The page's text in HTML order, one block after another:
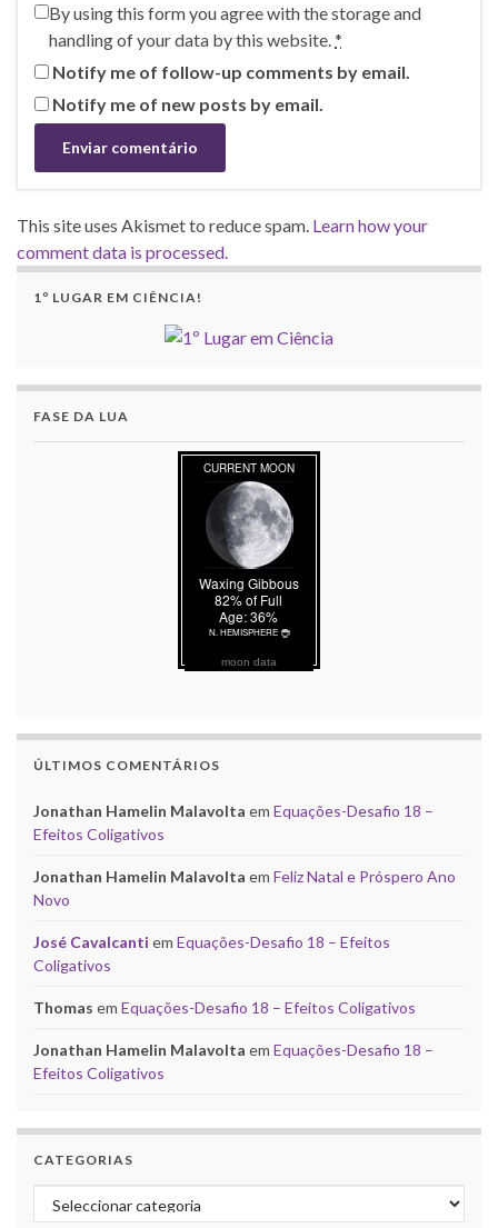
By using this form you agree with the storage and
handling of your data by this website. *
Notify me of follow-up comments by email.
Notify me of new posts by email.
This site uses Akismet to reduce spam. Learn how your
comment data is processed.
1º LUGAR EM CIÊNCIA!
FASE DA LUA
moon data
ÚLTIMOS COMENTÁRIOS
Jonathan Hamelin Malavolta em Equações-Desafio 18 –
Efeitos Coligativos
Jonathan Hamelin Malavolta em Feliz Natal e Próspero Ano
Novo
José Cavalcanti em Equações-Desafio 18 – Efeitos
Coligativos
Thomas em Equações-Desafio 18 – Efeitos Coligativos
Jonathan Hamelin Malavolta em Equações-Desafio 18 –
Efeitos Coligativos
CATEGORIAS
Categorias